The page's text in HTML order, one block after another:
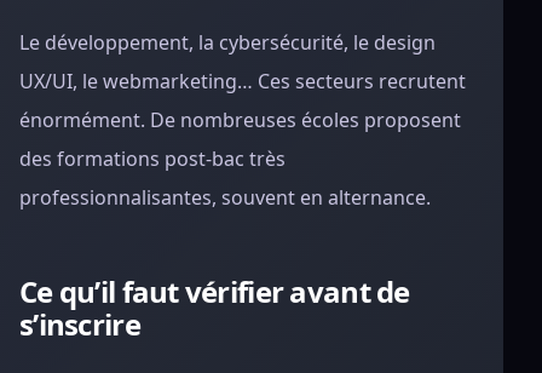
Le développement, la cybersécurité, le design
UX/UI, le webmarketing… Ces secteurs recrutent
énormément. De nombreuses écoles proposent
des formations post-bac très
professionnalisantes, souvent en alternance.
Ce qu’il faut vérifier avant de
s’inscrire